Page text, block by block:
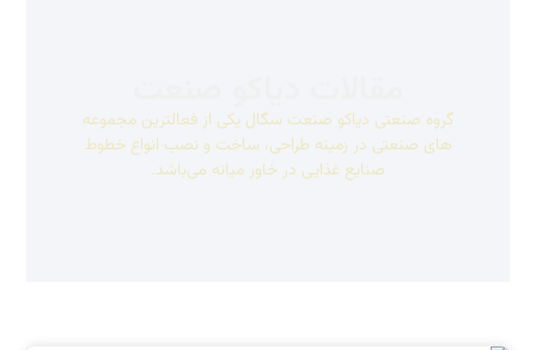
گروه صنعتی دیاکو صنعت سگال یکی از فعالترین مجموعه
های صنعتی در زمینه طراحی، ساخت و نصب انواع خطوط
صنایع غذایی در خاور میانه می‌باشد.